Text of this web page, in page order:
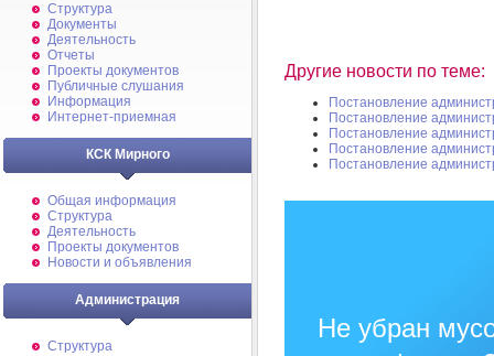
Структура
Документы
Деятельность
Отчеты
Проекты документов
Публичные слушания
Информация
Интернет-приемная
КСК Мирного
Общая информация
Структура
Деятельность
Проекты документов
Новости и объявления
Администрация
Структура
Другие новости по теме:
Постановление
Постановление
Постановление
Постановление
Постановление
Не убран